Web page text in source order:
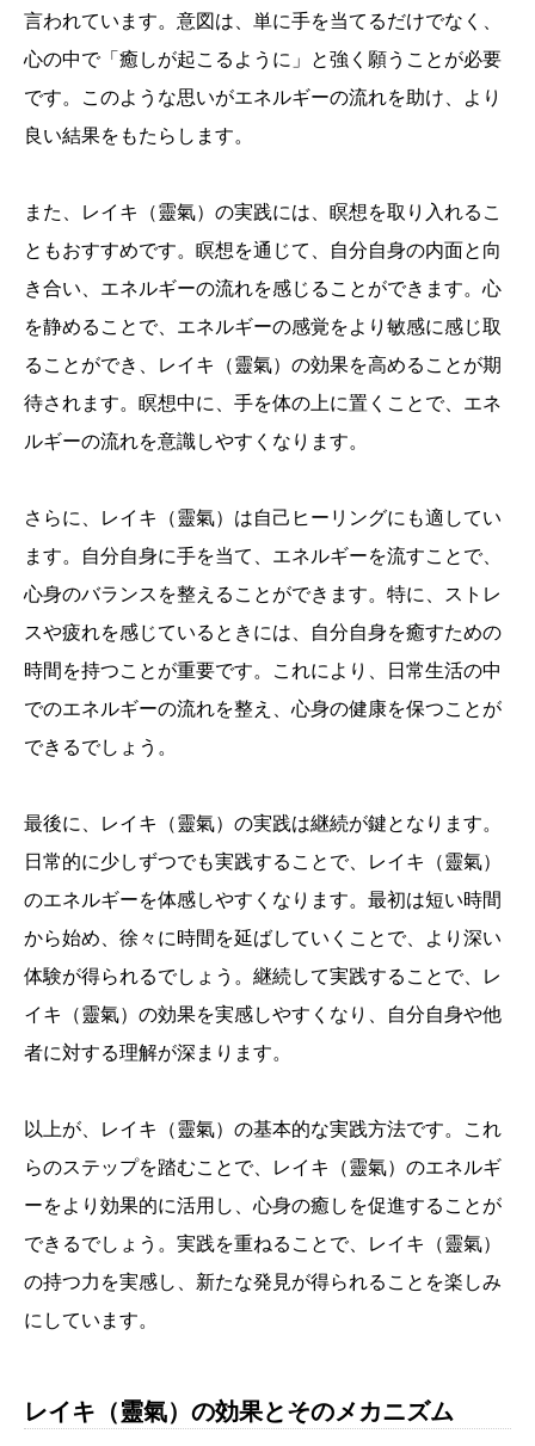
言われています。意図は、単に手を当てるだけでなく、
心の中で「癒しが起こるように」と強く願うことが必要
です。このような思いがエネルギーの流れを助け、より
良い結果をもたらします。
また、レイキ（靈氣）の実践には、瞑想を取り入れるこ
ともおすすめです。瞑想を通じて、自分自身の内面と向
き合い、エネルギーの流れを感じることができます。心
を静めることで、エネルギーの感覚をより敏感に感じ取
ることができ、レイキ（靈氣）の効果を高めることが期
待されます。瞑想中に、手を体の上に置くことで、エネ
ルギーの流れを意識しやすくなります。
さらに、レイキ（靈氣）は自己ヒーリングにも適してい
ます。自分自身に手を当て、エネルギーを流すことで、
心身のバランスを整えることができます。特に、ストレ
スや疲れを感じているときには、自分自身を癒すための
時間を持つことが重要です。これにより、日常生活の中
でのエネルギーの流れを整え、心身の健康を保つことが
できるでしょう。
最後に、レイキ（靈氣）の実践は継続が鍵となります。
日常的に少しずつでも実践することで、レイキ（靈氣）
のエネルギーを体感しやすくなります。最初は短い時間
から始め、徐々に時間を延ばしていくことで、より深い
体験が得られるでしょう。継続して実践することで、レ
イキ（靈氣）の効果を実感しやすくなり、自分自身や他
者に対する理解が深まります。
以上が、レイキ（靈氣）の基本的な実践方法です。これ
らのステップを踏むことで、レイキ（靈氣）のエネルギ
ーをより効果的に活用し、心身の癒しを促進することが
できるでしょう。実践を重ねることで、レイキ（靈氣）
の持つ力を実感し、新たな発見が得られることを楽しみ
にしています。
レイキ（靈氣）の効果とそのメカニズム